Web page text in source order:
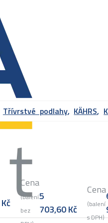
Třívrstvé podlahy, KÄHRS,
Kč
Cena
(balení
bez
5
703,60Kč
Cena
(balení
s DPH)